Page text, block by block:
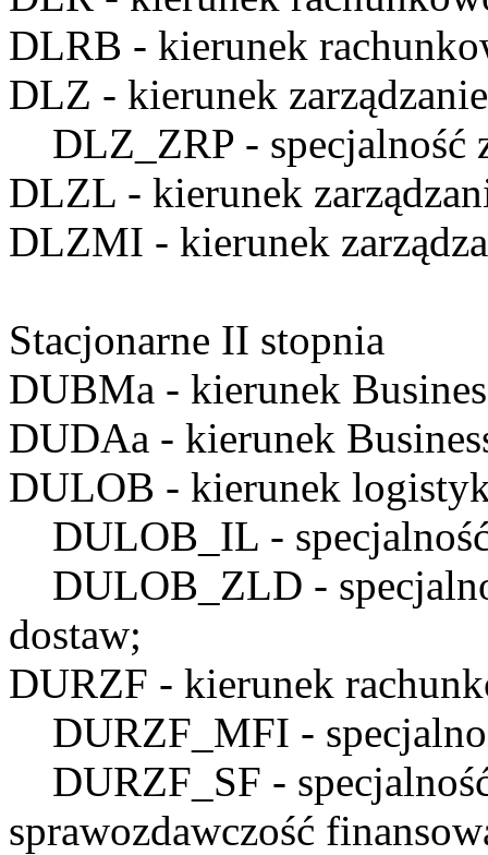
DLRB - kierunek
DLZ - kierunek
DLZ_ZRP - specjalność
DLZL - kierunek
DLZMI - kierunek
Stacjonarne II stopnia
DUBMa - kierunek
DUDAa - kierunek
DULOB - kierunek
DULOB_IL -
DULOB_ZLD -
dostaw;
DURZF - kierunek
DURZF_MFI -
DURZF_SF -
sprawozdawczość